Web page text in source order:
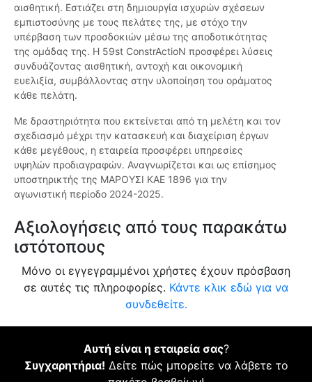
αισθητική. Εστιάζει στη δημιουργία ισχυρών σχέσεων
εμπιστοσύνης με τους πελάτες της, με στόχο την
υπέρβαση των προσδοκιών μέσω της αποδοτικότητας
της ομάδας της. Η 59st ConstrActioN προσφέρει λύσεις
συνδυάζοντας αισθητική, αντοχή και οικονομική
ευελιξία, συμβάλλοντας στην υλοποίηση του οράματος
κάθε πελάτη.
Με δραστηριότητα που εκτείνεται από τη μελέτη και τον
σχεδιασμό μέχρι την κατασκευή και διαχείριση έργων
κάθε μεγέθους, η εταιρεία προσφέρει υπηρεσίες
υψηλών προδιαγραφών. Αναγνωρίζεται και ως επίσημος
υποστηρικτής της ΜΑΡΟΥΣΙ ΚΑΕ 1896 για την
αγωνιστική περίοδο 2024-2025.
Αξιολογήσεις από τους παρακάτω
ιστότοπους
Μόνο οι εγγεγραμμένοι χρήστες έχουν πρόσβαση
σε αυτές τις πληροφορίες. Κάντε κλικ εδώ για να
συνδεθείτε.
Αυτή είναι η εταιρεία σας?
Συγχαρητήρια! Δείτε πώς μπορείτε να λάβετε το